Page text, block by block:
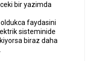
bir yazimda
faydasini
sisteminide
biraz daha